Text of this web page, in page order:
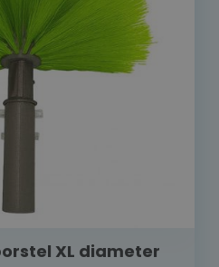
XL diameter